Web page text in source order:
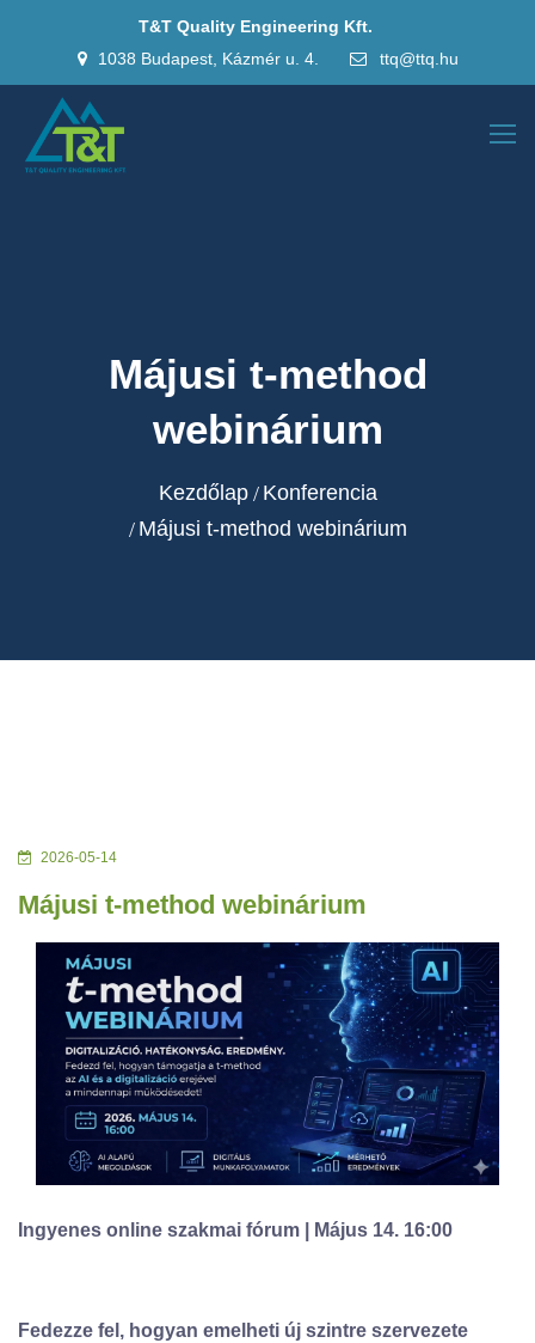
T&T Quality Engineering Kft.
1038 Budapest, Kázmér u. 4.
ttq@ttq.hu
Májusi t-method
webinárium
Kezdőlap
Konferencia
Májusi t-method webinárium
2026-05-14
Májusi t-method webinárium
Ingyenes online szakmai fórum | Május 14. 16:00
Fedezze fel, hogyan emelheti új szintre szervezete